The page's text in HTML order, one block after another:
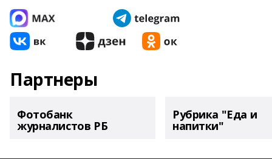
Партнеры
Фотобанк
журналистов РБ
Рубрика "Еда и
напитки"